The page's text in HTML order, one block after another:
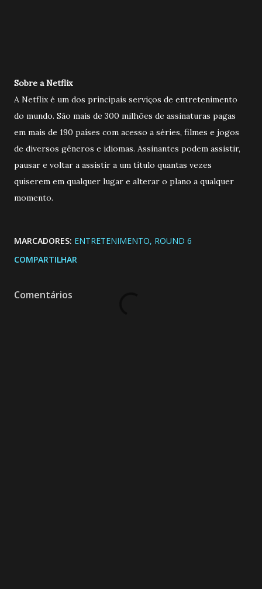
Sobre a Netflix
A Netflix é um dos principais serviços de entretenimento
do mundo. São mais de 300 milhões de assinaturas pagas
em mais de 190 países com acesso a séries, filmes e jogos
de diversos gêneros e idiomas. Assinantes podem assistir,
pausar e voltar a assistir a um título quantas vezes
quiserem em qualquer lugar e alterar o plano a qualquer
momento.
MARCADORES: ENTRETENIMENTO ROUND 6
COMPARTILHAR
Comentários